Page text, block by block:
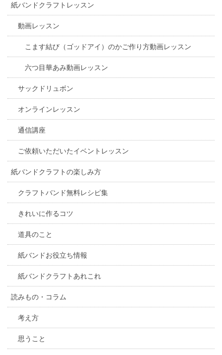
紙バンドクラフトレッスン
動画レッスン
こます結び（ゴッドアイ）のかご作り方動画レッスン
六つ目華あみ動画レッスン
サックドリュボン
オンラインレッスン
通信講座
ご依頼いただいたイベントレッスン
紙バンドクラフトの楽しみ方
クラフトバンド無料レシピ集
きれいに作るコツ
道具のこと
紙バンドお役立ち情報
紙バンドクラフトあれこれ
読みもの・コラム
考え方
思うこと